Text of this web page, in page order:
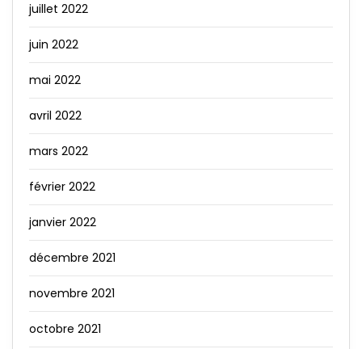
juillet 2022
juin 2022
mai 2022
avril 2022
mars 2022
février 2022
janvier 2022
décembre 2021
novembre 2021
octobre 2021